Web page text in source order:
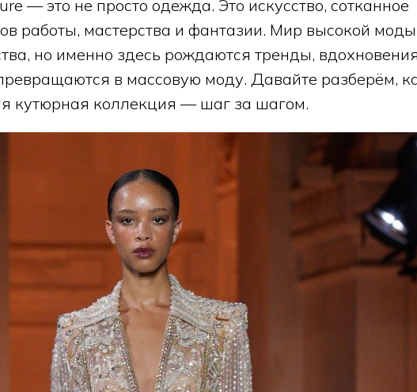
— это не просто одежда. Это искусство, сотканное
работы, мастерства и фантазии. Мир высокой моды
но именно здесь рождаются тренды,
в массовую моду. Давайте разберём,
кутюрная коллекция — шаг за шагом.